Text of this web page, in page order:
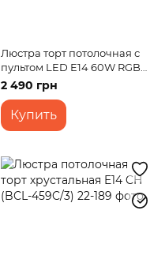
Люстра торт потолочная с
пультом LED E14 60W RGB
WH (BCL-653S/4)
2 490 грн
Купить